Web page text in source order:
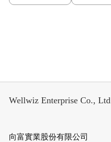
Wellwiz Enterprise Co., Ltd
向富實業股份有限公司